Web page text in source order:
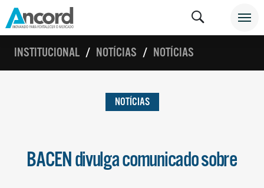
INSTITUCIONAL NOTÍCIAS NOTÍCIAS
NOTÍCIAS
BACEN divulga comunicado sobre